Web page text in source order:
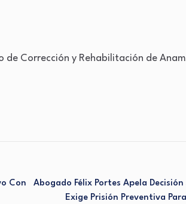
de Corrección y Rehabilitación de
Con
Abogado Félix Portes Apela
Exige Prisión Preventiva